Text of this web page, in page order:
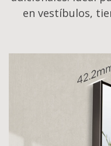
en vestíbulos,